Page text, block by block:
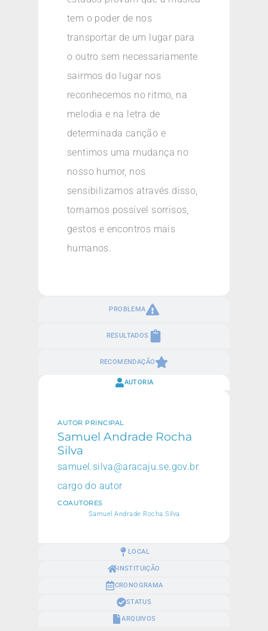
PROBLEMA
RESULTADOS
RECOMENDAÇÃO
tem o poder de nos
transportar de um lugar para
o outro sem necessariamente
sairmos do lugar nos
reconhecemos no ritmo, na
melodia e na letra de
determinada canção e
sentimos uma mudança no
nosso humor, nos
sensibilizamos através disso,
tornamos possível sorrisos,
gestos e encontros mais
humanos.
AUTORIA
LOCAL
INSTITUIÇÃO
CRONOGRAMA
STATUS
ARQUIVOS
AUTOR PRINCIPAL
Samuel Andrade Rocha
Silva
samuel.silva@aracaju.se.gov.br
cargo do autor
COAUTORES
Samuel Andrade Rocha Silva